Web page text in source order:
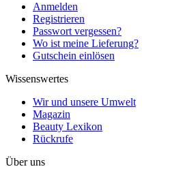
Anmelden
Registrieren
Passwort vergessen?
Wo ist meine Lieferung?
Gutschein einlösen
Wissenswertes
Wir und unsere Umwelt
Magazin
Beauty Lexikon
Rückrufe
Über uns